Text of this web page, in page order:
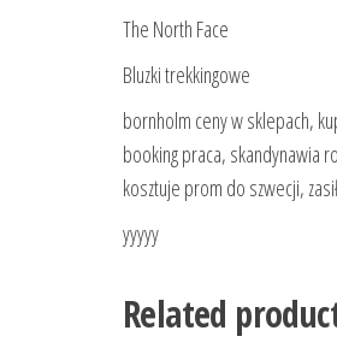
The North Face
Bluzki trekkingowe
bornholm ceny w sklepach,
booking praca, skandynawia
kosztuje prom do szwecji,
yyyyy
Related